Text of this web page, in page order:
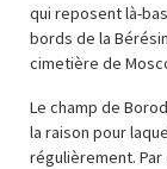
qui reposent là-
bords de la
cimetière de
Le champ de
la raison pour
régulièrement. Par